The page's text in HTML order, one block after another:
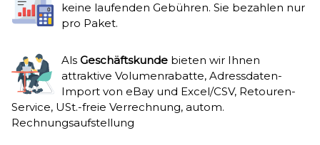
keine laufenden Gebühren. Sie bezahlen nur
pro Paket.
Als Geschäftskunde bieten wir Ihnen
attraktive Volumenrabatte, Adressdaten-
Import von eBay und Excel/CSV, Retouren-
Service, USt.-freie Verrechnung, autom.
Rechnungsaufstellung